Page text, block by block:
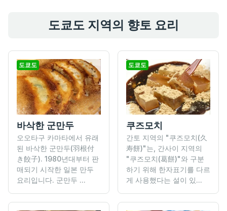
도쿄도 지역의 향토 요리
도쿄도
바삭한 군만두
오오타구 카마타에서 유래
된 바삭한 군만두(羽根付
き餃子). 1980년대부터 판
매되기 시작한 일본 만두
요리입니다. 군만두 ...
도쿄도
쿠즈모치
간토 지역의 "쿠즈모치(久
寿餅)"는, 간사이 지역의
"쿠즈모치(葛餅)"와 구분
하기 위해 한자표기를 다르
게 사용했다는 설이 있...